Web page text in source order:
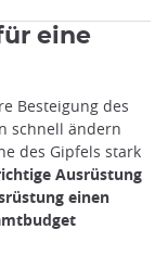
eine
Besteigung des
schnell ändern
des Gipfels stark
Ausrüstung
einen